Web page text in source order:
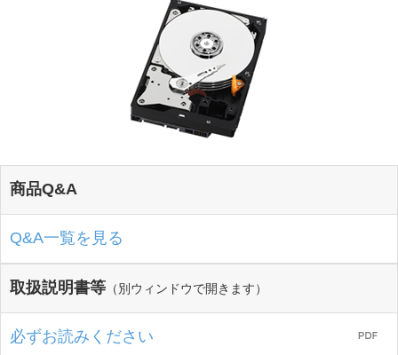
商品Q&A
Q&A一覧を見る
取扱説明書等 （別ウィンドウで開きます）
必ずお読みください